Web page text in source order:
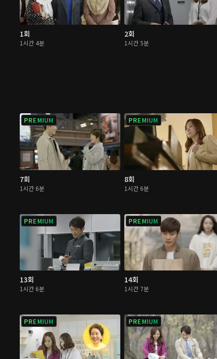
1회
1시간 4분
2회
1시간 5분
PREMIUM
7회
1시간 6분
PREMIUM
8회
1시간 6분
PREMIUM
13회
1시간 6분
PREMIUM
14회
1시간 7분
PREMIUM PREMIUM